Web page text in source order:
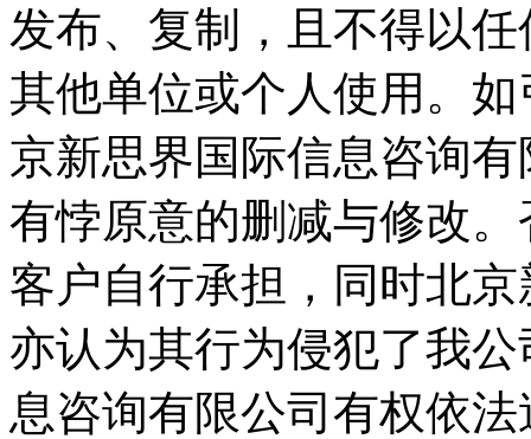
发布、复制，且不得以
其他单位或个人使用。
京新思界国际信息咨询
有悖原意的删减与修改
客户自行承担，同时北
亦认为其行为侵犯了我
息咨询有限公司有权依